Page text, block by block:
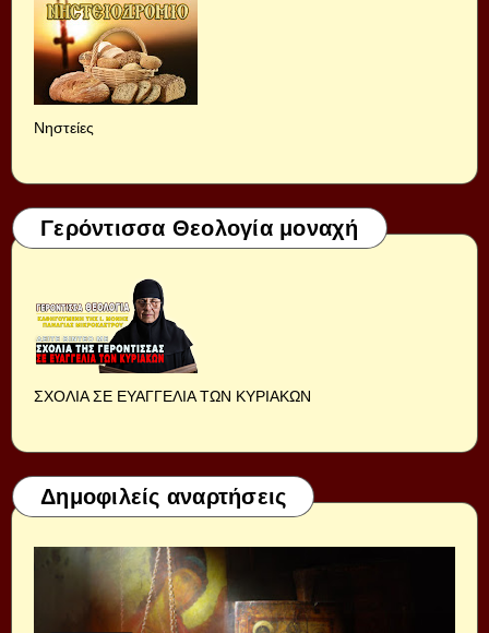
Νηστείες
Γερόντισσα Θεολογία μοναχή
ΣΧΟΛΙΑ ΣΕ ΕΥΑΓΓΕΛΙΑ ΤΩΝ ΚΥΡΙΑΚΩΝ
Δημοφιλείς αναρτήσεις